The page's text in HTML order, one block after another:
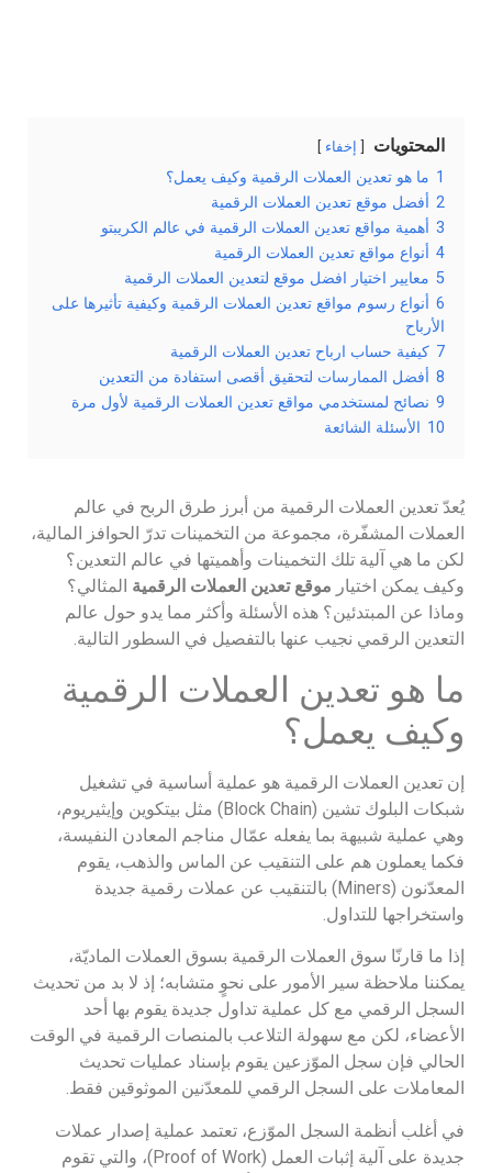
المحتويات إخفاء
1 ما هو تعدين العملات الرقمية وكيف يعمل؟
2 أفضل موقع تعدين العملات الرقمية
3 أهمية مواقع تعدين العملات الرقمية في عالم الكريبتو
4 أنواع مواقع تعدين العملات الرقمية
5 معايير اختيار افضل موقع لتعدين العملات الرقمية
6 أنواع رسوم مواقع تعدين العملات الرقمية وكيفية تأثيرها على
الأرباح
7 كيفية حساب ارباح تعدين العملات الرقمية
8 أفضل الممارسات لتحقيق أقصى استفادة من التعدين
9 نصائح لمستخدمي مواقع تعدين العملات الرقمية لأول مرة
10 الأسئلة الشائعة
يُعدّ تعدين العملات الرقمية من أبرز طرق الربح في عالم
العملات المشفّرة، مجموعة من التخمينات تدرّ الحوافز المالية،
لكن ما هي آلية تلك التخمينات وأهميتها في عالم التعدين؟
وكيف يمكن اختيار موقع تعدين العملات الرقمية المثالي؟
وماذا عن المبتدئين؟ هذه الأسئلة وأكثر مما يدو حول عالم
التعدين الرقمي نجيب عنها بالتفصيل في السطور التالية.
ما هو تعدين العملات الرقمية
وكيف يعمل؟
إن تعدين العملات الرقمية هو عملية أساسية في تشغيل
شبكات البلوك تشين (Block Chain) مثل بيتكوين وإيثيريوم،
وهي عملية شبيهة بما يفعله عمّال مناجم المعادن النفيسة،
فكما يعملون هم على التنقيب عن الماس والذهب، يقوم
المعدّنون (Miners) بالتنقيب عن عملات رقمية جديدة
واستخراجها للتداول.
إذا ما قارنّا سوق العملات الرقمية بسوق العملات الماديّة،
يمكننا ملاحظة سير الأمور على نحوٍ متشابه؛ إذ لا بد من تحديث
السجل الرقمي مع كل عملية تداول جديدة يقوم بها أحد
الأعضاء، لكن مع سهولة التلاعب بالمنصات الرقمية في الوقت
الحالي فإن سجل الموّزعين يقوم بإسناد عمليات تحديث
المعاملات على السجل الرقمي للمعدّنين الموثوقين فقط.
في أغلب أنظمة السجل الموّزع، تعتمد عملية إصدار عملات
جديدة على آلية إثبات العمل (Proof of Work)، والتي تقوم